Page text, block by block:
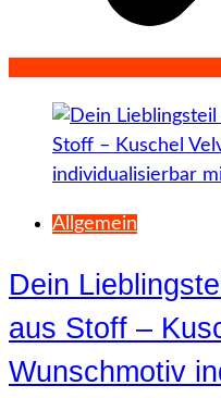
Allgemein
Dein
aus Stoff –
Wunschmotiv